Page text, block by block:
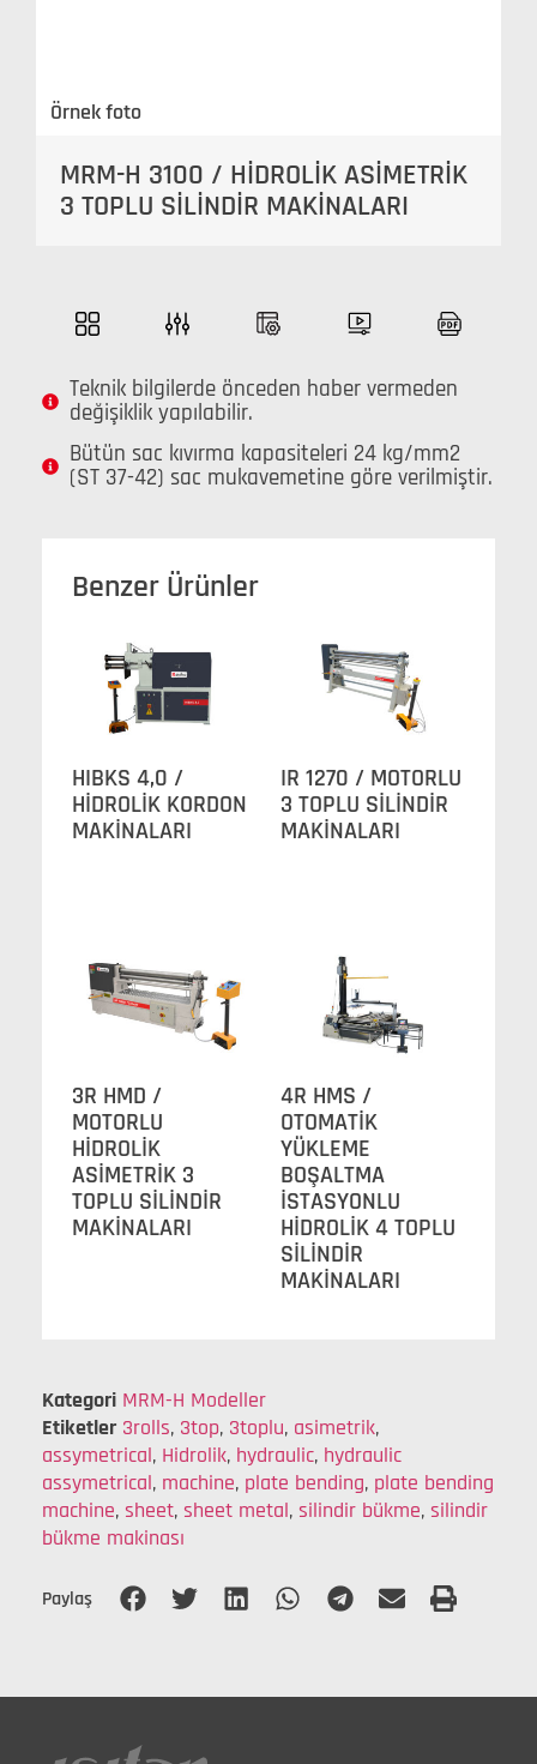
Örnek foto
MRM-H 3100 / HİDROLİK ASİMETRİK
3 TOPLU SİLİNDİR MAKİNALARI
Teknik bilgilerde önceden haber vermeden
değişiklik yapılabilir.
Bütün sac kıvırma kapasiteleri 24 kg/mm2
(ST 37-42) sac mukavemetine göre verilmiştir.
Benzer Ürünler
HIBKS 4,0 /
HİDROLİK KORDON
MAKİNALARI
IR 1270 / MOTORLU
3 TOPLU SİLİNDİR
MAKİNALARI
3R HMD /
MOTORLU
HİDROLİK
ASİMETRİK 3
TOPLU SİLİNDİR
MAKİNALARI
4R HMS /
OTOMATİK
YÜKLEME
BOŞALTMA
İSTASYONLU
HİDROLİK 4 TOPLU
SİLİNDİR
MAKİNALARI
Kategori MRM-H Modeller
Etiketler 3rolls, 3top, 3toplu, asimetrik,
assymetrical, Hidrolik, hydraulic, hydraulic
assymetrical, machine, plate bending, plate bending
machine, sheet, sheet metal, silindir bükme, silindir
bükme makinası
Paylaş